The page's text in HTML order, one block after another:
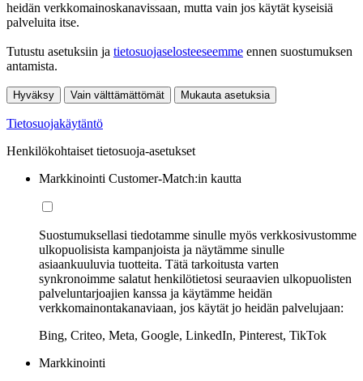
heidän verkkomainoskanavissaan, mutta vain jos käytät kyseisiä
palveluita itse.
Tutustu asetuksiin ja tietosuojaselosteeseemme ennen suostumuksen
antamista.
Hyväksy Vain välttämättömät Mukauta asetuksia
Tietosuojakäytäntö
Henkilökohtaiset tietosuoja-asetukset
Markkinointi Customer-Match:in kautta
Suostumuksellasi tiedotamme sinulle myös verkkosivustomme
ulkopuolisista kampanjoista ja näytämme sinulle
asiaankuuluvia tuotteita. Tätä tarkoitusta varten
synkronoimme salatut henkilötietosi seuraavien ulkopuolisten
palveluntarjoajien kanssa ja käytämme heidän
verkkomainontakanaviaan, jos käytät jo heidän palvelujaan:
Bing, Criteo, Meta, Google, LinkedIn, Pinterest, TikTok
Markkinointi